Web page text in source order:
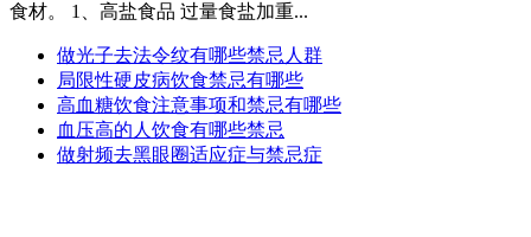
食材。 1、高盐食品 过量食盐加重...
做光子去法令纹有哪些禁忌人群
局限性硬皮病饮食禁忌有哪些
高血糖饮食注意事项和禁忌有哪些
血压高的人饮食有哪些禁忌
做射频去黑眼圈适应症与禁忌症